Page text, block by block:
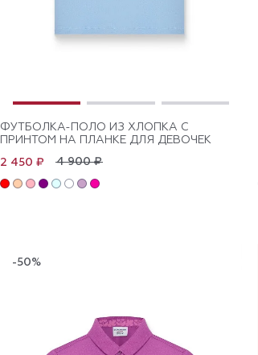
ФУТБОЛКА-ПОЛО ИЗ ХЛОПКА C
ПРИНТОМ НА ПЛАНКЕ ДЛЯ ДЕВОЧЕК
4 900 ₽
2 450 ₽
-50%